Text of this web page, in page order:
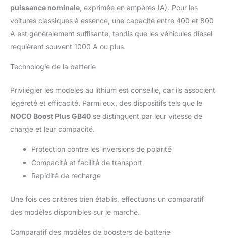
puissance nominale , exprimée en ampères (A). Pour les
voitures classiques à essence, une capacité entre 400 et 800
A est généralement suffisante, tandis que les véhicules diesel
requièrent souvent 1000 A ou plus.
Technologie de la batterie
Privilégier les modèles au lithium est conseillé, car ils associent
légèreté et efficacité. Parmi eux, des dispositifs tels que le
NOCO Boost Plus GB40 se distinguent par leur vitesse de
charge et leur compacité.
Protection contre les inversions de polarité
Compacité et facilité de transport
Rapidité de recharge
Une fois ces critères bien établis, effectuons un comparatif
des modèles disponibles sur le marché.
Comparatif des modèles de boosters de batterie